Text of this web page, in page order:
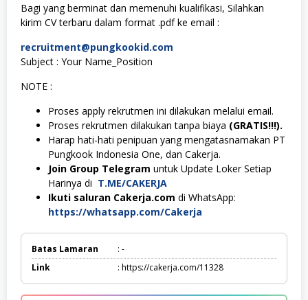
Bagi yang berminat dan memenuhi kualifikasi, Silahkan
kirim CV terbaru dalam format .pdf ke email :
recruitment@pungkookid.com
Subject : Your Name_Position
NOTE :
Proses apply rekrutmen ini dilakukan melalui email.
Proses rekrutmen dilakukan tanpa biaya (GRATIS!!!).
Harap hati-hati penipuan yang mengatasnamakan PT
Pungkook Indonesia One, dan Cakerja.
Join Group Telegram untuk Update Loker Setiap
Harinya di T.ME/CAKERJA
Ikuti saluran Cakerja.com di WhatsApp:
https://whatsapp.com/Cakerja
Batas Lamaran
: -
Link
: https://cakerja.com/11328